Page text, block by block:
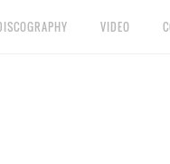
VIDEO